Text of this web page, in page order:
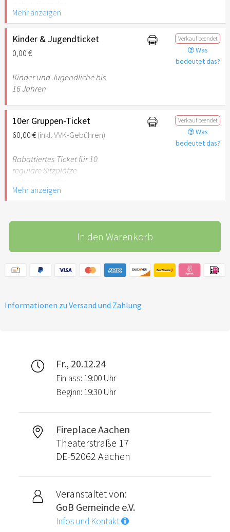
Mehr anzeigen
Kinder & Jugendticket
0,00 €
Verkauf beendet
Was
bedeutet das?
Kinder und Jugendliche bis
16 Jahren
10er Gruppen-Ticket
60,00 €(inkl. VVK-Gebühren)
Verkauf beendet
Was
bedeutet das?
Rabattiertes Ticket für 10
reguläre Sitzplätze
Mehr anzeigen
In den Warenkorb
Informationen zu Versand und Zahlung
Fr., 20.12.24
Einlass: 19:00 Uhr
Beginn: 19:30 Uhr
Fireplace Aachen
Theaterstraße 17
DE-52062 Aachen
Veranstaltet von:
GoB Gemeinde e.V.
Infos und Kontakt